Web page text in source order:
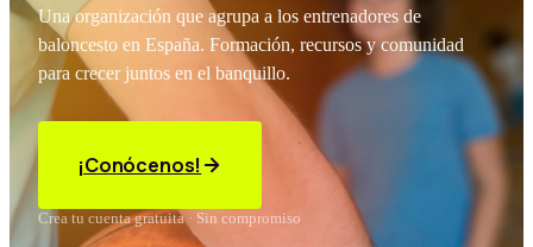
Una organización que agrupa a los entrenadores de
baloncesto en España. Formación, recursos y comunidad
para crecer juntos en el banquillo.
¡Conócenos!
Crea tu cuenta gratuita · Sin compromiso